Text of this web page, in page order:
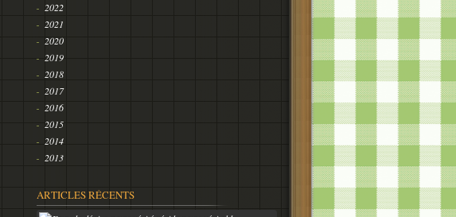
2022
2021
2020
2019
2018
2017
2016
2015
2014
2013
ARTICLES RÉCENTS